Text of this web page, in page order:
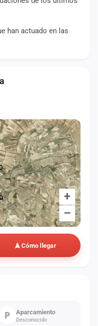
han actuado en las
+
–
Cómo llegar
Aparcamiento
Desconocido